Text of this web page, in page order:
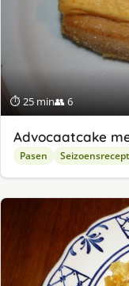
⏱ 25 min👥 6
Advocaatcake
Pasen